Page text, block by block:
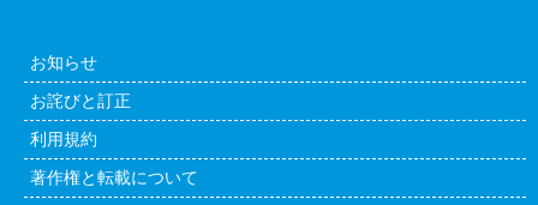
お知らせ
お詫びと訂正
利用規約
著作権と転載について